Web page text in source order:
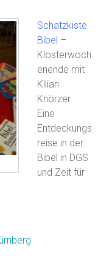
Schatzkiste
Bibel –
Klosterwoch
enende mit
Kilian
Knörzer
Eine
Entdeckungs
reise in der
Bibel in DGS
und Zeit für